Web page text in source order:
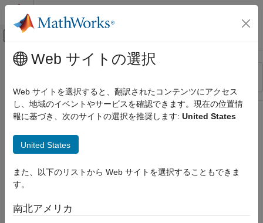
コンテンツへスキップ
オフキャンバス ナビゲーション メ
リソース
ステータス
メインコンテンツ
Web サイトの選択
Web サイトを選択すると、翻訳されたコンテンツにアクセス
し、地域のイベントやサービスを確認できます。現在の位置情
報に基づき、次のサイトの選択を推奨します: United States
United States
また、以下のリストから Web サイトを選択することもできま
す。
南北アメリカ